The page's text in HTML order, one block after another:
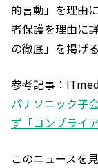
的言動」を理由
者保護を理由に
の徹底」を掲げ
参考記事：
パナソニック子
ず「コンプライ
このニュースを